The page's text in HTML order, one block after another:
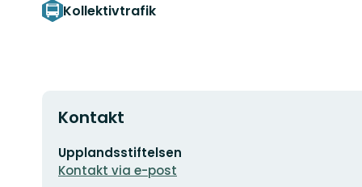
Kollektivtrafik
Kontakt
E-
postadress
Upplandsstiftelsen
Kontakt via e-post